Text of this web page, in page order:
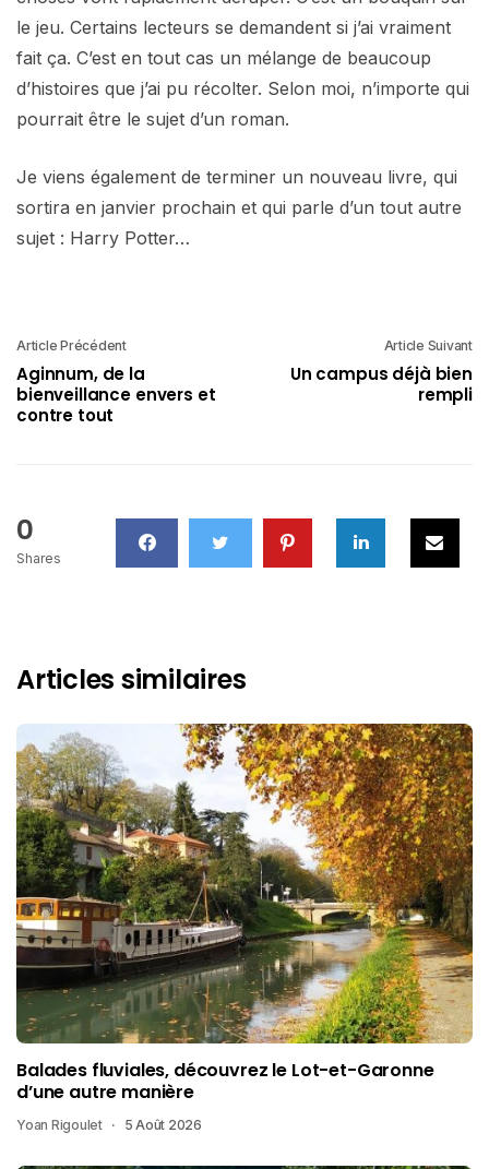
le jeu. Certains lecteurs se demandent si j’ai vraiment
fait ça. C’est en tout cas un mélange de beaucoup
d’histoires que j’ai pu récolter. Selon moi, n’importe qui
pourrait être le sujet d’un roman.
Je viens également de terminer un nouveau livre, qui
sortira en janvier prochain et qui parle d’un tout autre
sujet : Harry Potter…
Article Précédent
Aginnum, de la
bienveillance envers et
contre tout
Article Suivant
Un campus déjà bien
rempli
0
Shares
Articles similaires
Balades fluviales, découvrez le Lot-et-Garonne
d’une autre manière
Yoan Rigoulet 5 Août 2026